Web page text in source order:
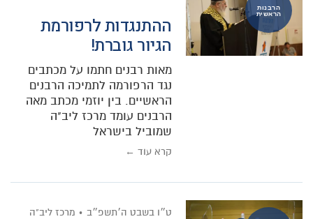
הרבנות
הראשית
ההתנגדות לרפורמת
הגיור גוברת!
מאות רבנים חתמו על מכתבים
נגד הרפורמה לתמיכה הרבנים
הראשיים. בין יוזמי מכתב מאה
הרבנים עומד מרכז ליב"ה
שמוביל בישראל
קרא עוד ←
ט״ו בשבט ה׳תשפ״ב מרכז ליב"ה